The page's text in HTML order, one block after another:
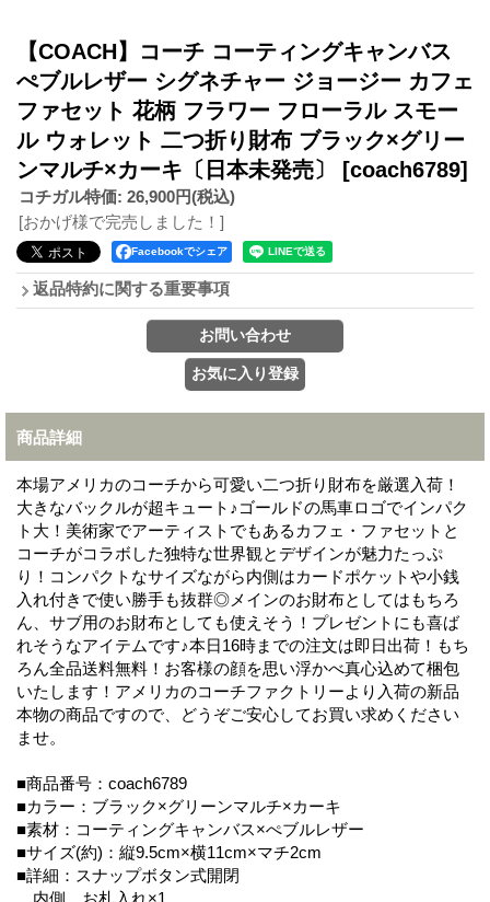
【COACH】コーチ コーティングキャンバス
ぺブルレザー シグネチャー ジョージー カフェ
ファセット 花柄 フラワー フローラル スモー
ル ウォレット 二つ折り財布 ブラック×グリー
ンマルチ×カーキ〔日本未発売〕 [coach6789]
コチガル特価: 26,900円(税込)
[おかげ様で完売しました！]
Facebookでシェア
返品特約に関する重要事項
商品詳細
本場アメリカのコーチから可愛い二つ折り財布を厳選入荷！
大きなバックルが超キュート♪ゴールドの馬車ロゴでインパク
ト大！美術家でアーティストでもあるカフェ・ファセットと
コーチがコラボした独特な世界観とデザインが魅力たっぷ
り！コンパクトなサイズながら内側はカードポケットや小銭
入れ付きで使い勝手も抜群◎メインのお財布としてはもちろ
ん、サブ用のお財布としても使えそう！プレゼントにも喜ば
れそうなアイテムです♪本日16時までの注文は即日出荷！もち
ろん全品送料無料！お客様の顔を思い浮かべ真心込めて梱包
いたします！アメリカのコーチファクトリーより入荷の新品
本物の商品ですので、どうぞご安心してお買い求めください
ませ。
■商品番号：coach6789
■カラー：ブラック×グリーンマルチ×カーキ
■素材：コーティングキャンバス×ぺブルレザー
■サイズ(約)：縦9.5cm×横11cm×マチ2cm
■詳細：スナップボタン式開閉
内側 お札入れ×1